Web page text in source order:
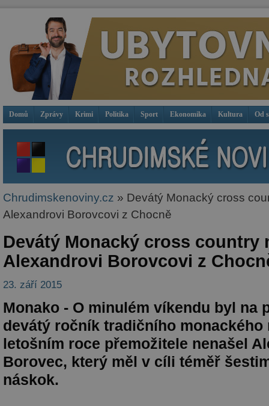
Domů Zprávy Krimi Politika Sport Ekonomika Kultura Od
Chrudimskenoviny.cz » Devátý Monacký cross
Alexandrovi Borovcovi z Chocně
Devátý Monacký cross country
Alexandrovi Borovcovi z
23. září 2015
Monako - O minulém víkendu byl na
devátý ročník tradičního monackého
letošním roce přemožitele nenašel
Borovec, který měl v cíli téměř
náskok.